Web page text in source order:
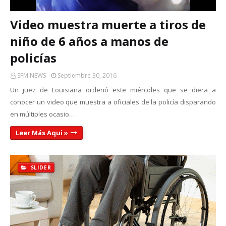
Video muestra muerte a tiros de
niño de 6 años a manos de
policías
SFM NEWS Septiembre 30, 2016
Un juez de Louisiana ordenó este miércoles que se diera a
conocer un video que muestra a oficiales de la policía disparando
en múltiples ocasio…
Leer Más Aqui »
SLIDER